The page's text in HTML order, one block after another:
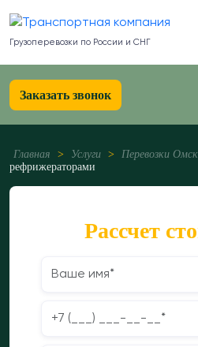
Грузоперевозки по России и СНГ
Заказать звонок
Главная > Услуги > Перевозки
рефрижераторами
Рассчет